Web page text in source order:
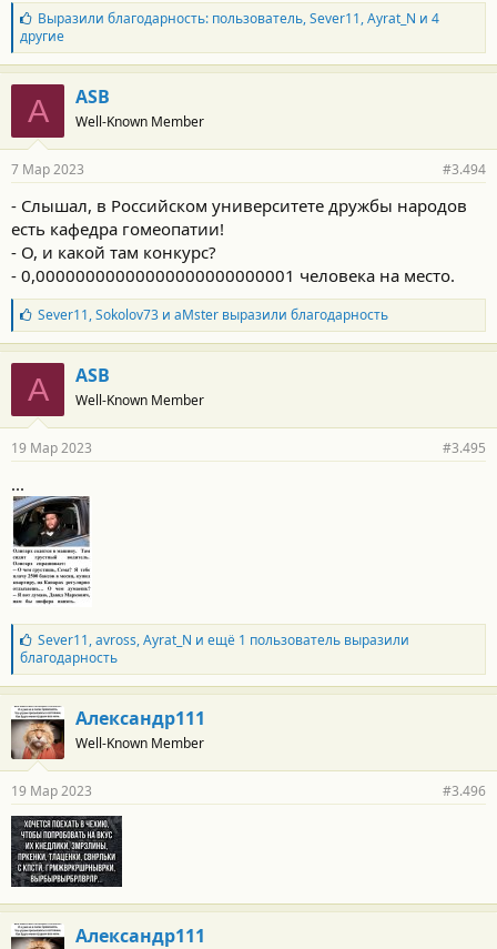
Б
л
а
г
о
д
р
о
т
и
Выразили благодарность: пользователь,Sever11,Ayrat_N и 4
другие
A ASB
Well-Known Member
7 Мар 2023 #3.494
- Слышал, в Российском университете дружбы народов
есть кафедра гомеопатии!
- О, и какой там конкурс?
- 0,00000000000000000000000001 человека на место.
Б
л
а
г
о
а
н
т
и
:
Sever11,Sokolov73и aMsterвыразили благодарность
A ASB
Well-Known Member
19 Мар 2023 #3.495
...
Б
л
а
г
о
д
а
р
о
с
т
и
:
Sever11,avross,Ayrat_N и ещё 1 пользователь выразили
благодарность
Александр111
Well-Known Member
19 Мар 2023 #3.496
Александр111